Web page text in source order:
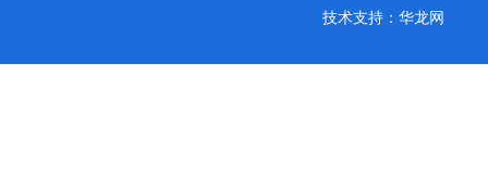
技术支持：华龙网